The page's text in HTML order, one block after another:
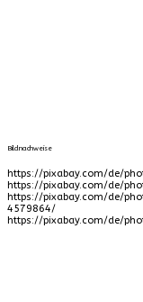
Bildnachweise
https://pixabay.com/de/
https://pixabay.com/de/
https://pixabay.com/de/
4579864/
https://pixabay.com/de/